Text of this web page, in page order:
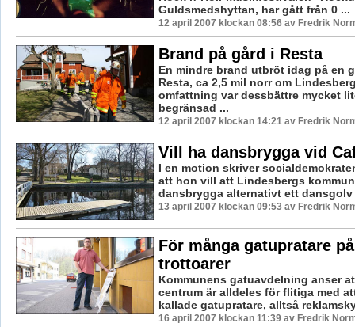
Guldsmedshyttan, har gått från 0 ...
12 april 2007 klockan 08:56 av Fredrik
Brand på gård i Resta
En mindre brand utbröt idag på en
Resta, ca 2,5 mil norr om
omfattning var dessbättre mycket
begränsad ...
12 april 2007 klockan 14:21 av Fredrik
Vill ha dansbrygga vid
I en motion skriver
att hon vill att Lindesbergs
dansbrygga alternativt ett
13 april 2007 klockan 09:53 av Fredrik
För många gatupratare
trottoarer
Kommunens gatuavdelning anser
centrum är alldeles för flitiga med
kallade gatupratare, alltså
16 april 2007 klockan 11:39 av Fredrik